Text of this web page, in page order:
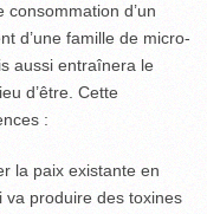
d’un
d’une famille de micro-
aussi entraînera le
d’être. Cette
:
la paix existante en
va produire des toxines